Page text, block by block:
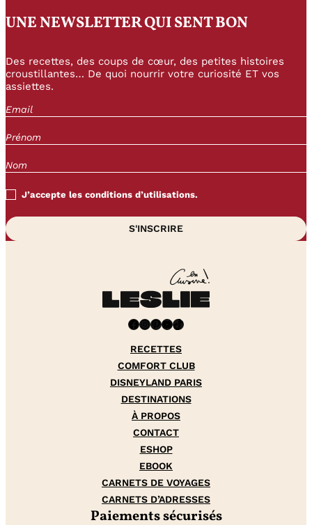
UNE NEWSLETTER QUI SENT BON
Des recettes, des coups de cœur, des petites histoires
croustillantes… De quoi nourrir votre curiosité ET vos
assiettes.
J’accepte les conditions d’utilisations.
Facebook InstagramPinterest YouTube TikTok
RECETTES
COMFORT CLUB
DISNEYLAND PARIS
DESTINATIONS
À PROPOS
CONTACT
ESHOP
EBOOK
CARNETS DE VOYAGES
CARNETS D’ADRESSES
Paiements sécurisés